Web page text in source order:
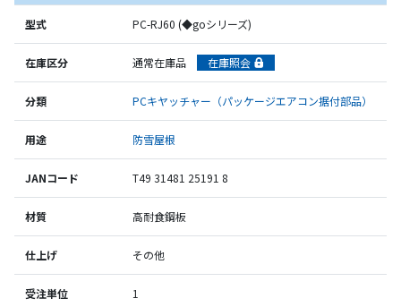
型式 PC-RJ60 (◆goシリーズ)
在庫区分 通常在庫品 在庫照会
分類 PCキヤッチャー（パッケージエアコン据付部品）
用途 防雪屋根
JANコード T49 31481 25191 8
材質 高耐食鋼板
仕上げ その他
受注単位 1